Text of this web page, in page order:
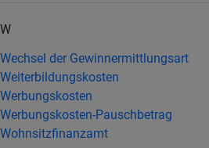
W
Wechsel der Gewinnermittlungsart
Weiterbildungskosten
Werbungskosten
Werbungskosten-Pauschbetrag
Wohnsitzfinanzamt